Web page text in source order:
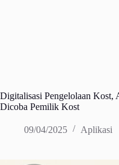
Digitalisasi Pengelolaan
Dicoba Pemilik Kost
09/04/2025 Aplikasi